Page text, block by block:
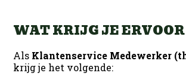
WAT KRIJG JE
Als Klantenservice Medewerker
krijg je het volgende: